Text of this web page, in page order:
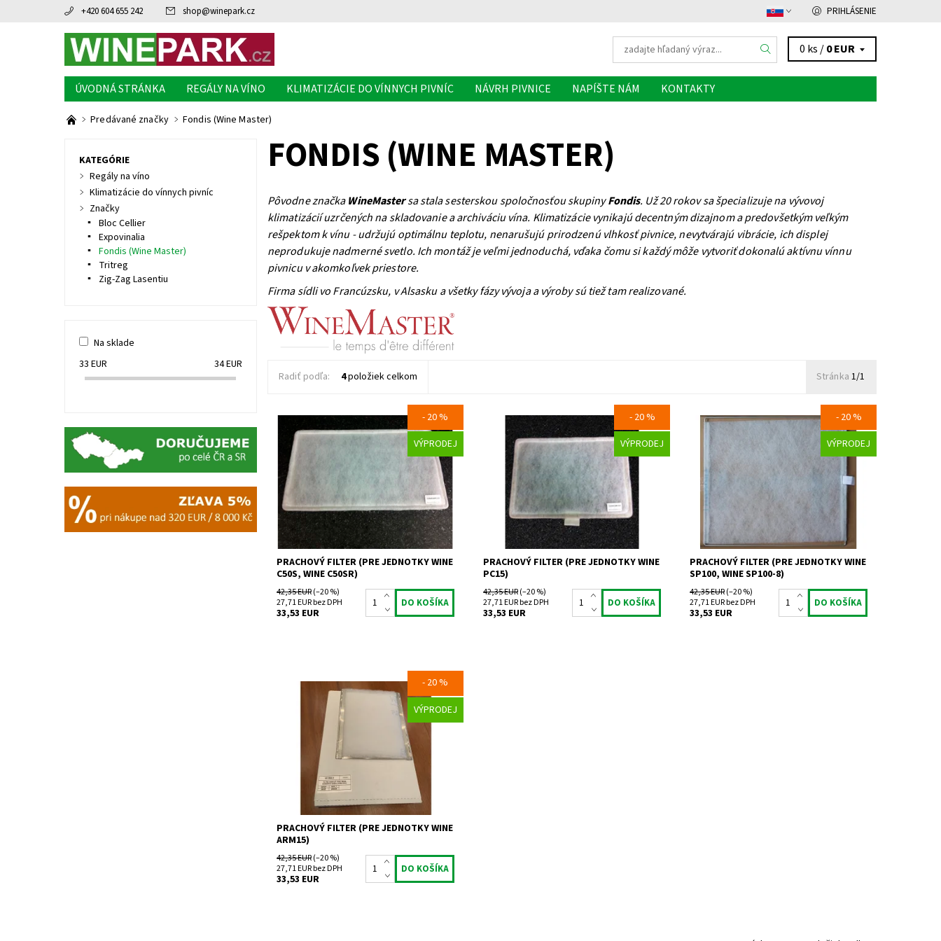
+420 604 655 242 shop@winepark.cz PRIHLÁSENIE
0 ks /0 EUR
ÚVODNÁ STRÁNKA REGÁLY NA VÍNO KLIMATIZÁCIE DO VÍNNYCH PIVNÍC NÁVRH PIVNICE NAPÍŠTE NÁM KONTAKTY
Predávané značky Fondis (Wine Master)
FONDIS (WINE MASTER)
Pôvodne značkaWineMastersa stala sesterskou spoločnosťou skupinyFondis. Už 20 rokov sa špecializuje na vývovoj
klimatizácií uzrčených na skladovanie a archiváciu vína. Klimatizácie vynikajú decentným dizajnom a predovšetkým veľkým
rešpektom k vínu - udržujú optimálnu teplotu, nenarušujú prirodzenú vlhkosť pivnice, nevytvárajú vibrácie, ich displej
neprodukuje nadmerné svetlo. Ich montáž je veľmi jednoduchá, vďaka čomu si každý môže vytvoriť dokonalú aktívnu vínnu
pivnicu v akomkoľvek priestore.
Firma sídli vo Francúzsku, v Alsasku a všetky fázy vývoja a výroby sú tiež tam realizované.
Radiť podľa: 4položiek celkom Stránka 1/1
- 20 %
VÝPRODEJ
Prachový filter (pre jednotky Wine C50S,
Wine C50SR)
Dostupnosť:
Skladem 2 ks
Kód:
Značka:
Fondis (Wine Master)
Záruka:
2 roky
PRACHOVÝ FILTER (PRE JEDNOTKY WINE
C50S, WINE C50SR)
42,35 EUR(–20 %)
27,71 EUR bez DPH
33,53 EUR
- 20 %
VÝPRODEJ
Prachový filter (pre jednotky Wine PC15)
Dostupnosť:
Skladem 1 ks
104
Značka:
Fondis (Wine Master)
Záruka:
2 roky
PRACHOVÝ FILTER (PRE JEDNOTKY WINE
PC15)
42,35 EUR(–20 %)
27,71 EUR bez DPH
33,53 EUR
- 20 %
VÝPRODEJ
Prachový filter (pre jednotky Wine SP100,
Wine SP100-8)
Dostupnosť:
Skladem 2 ks
Kód:
106
Značka:
Fondis (Wine Master)
Záruka:
2 roky
PRACHOVÝ FILTER (PRE JEDNOTKY WINE
SP100, WINE SP100-8)
42,35 EUR(–20 %)
27,71 EUR bez DPH
33,53 EUR
- 20 %
VÝPRODEJ
Prachový filter (pre jednotky Wine ARM15)
Dostupnosť:
Skladem 5 ks
493
Fondis (Wine Master)
2 roky
PRACHOVÝ FILTER (PRE JEDNOTKY WINE
ARM15)
42,35 EUR(–20 %)
27,71 EUR bez DPH
33,53 EUR
KATEGÓRIE
Regály na víno
Klimatizácie do vínnych pivníc
Značky
Bloc Cellier
Expovinalia
Fondis (Wine Master)
Tritreg
Zig-Zag Lasentiu
Na sklade
33 EUR 34EUR